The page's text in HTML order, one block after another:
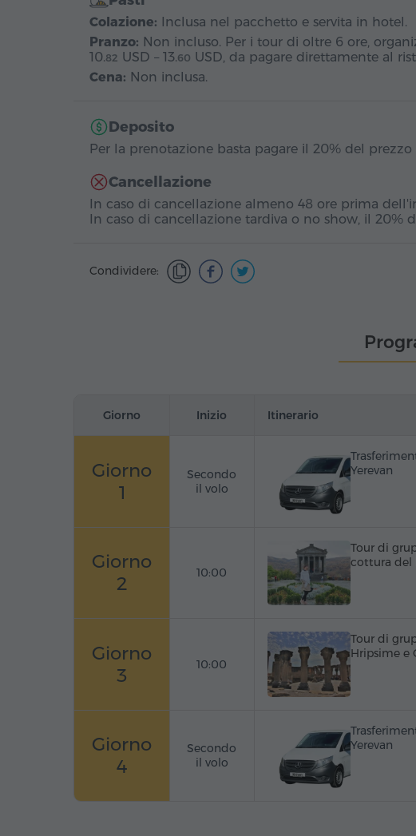
Colazione: Inclusa nel pacchetto e servita in hotel.
Pranzo: Non incluso. Per i tour di oltre 6 ore,
10.82 USD – 13.60 USD, da pagare direttamente al
Cena: Non inclusa.
Deposito
Per la prenotazione basta pagare il 20% del
Cancellazione
In caso di cancellazione almeno 48 ore prima
In caso di cancellazione tardiva o no show, il 20%
Condividere:
Giorno Inizio Itinerario
Giorno
1
Secondo
il volo
Yerevan
Giorno
2
10:00
Tour di
cottura del
Giorno
3
10:00
Tour di
Hripsime e
Giorno
4
Secondo
il volo
Yerevan